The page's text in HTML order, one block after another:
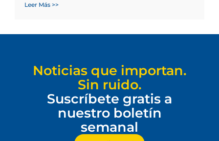
Leer Más >>
Noticias que importan.
Sin ruido.
Suscríbete gratis a
nuestro boletín
semanal